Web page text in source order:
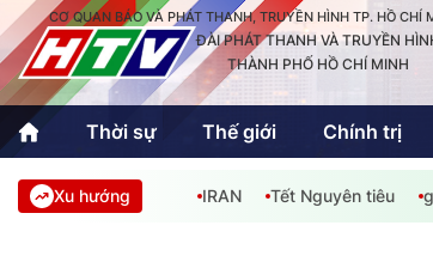
CƠ QUAN BÁO VÀ PHÁT THANH, TRUYỀN HÌNH TP. HỒ CHÍ
ĐÀI PHÁT THANH VÀ TRUYỀN
THÀNH PHỐ HỒ CHÍ MINH
Thời sự Thế giới Chính trị
Thời sự
Thể thao
Xu hướng IRAN Tết Nguyên tiêu